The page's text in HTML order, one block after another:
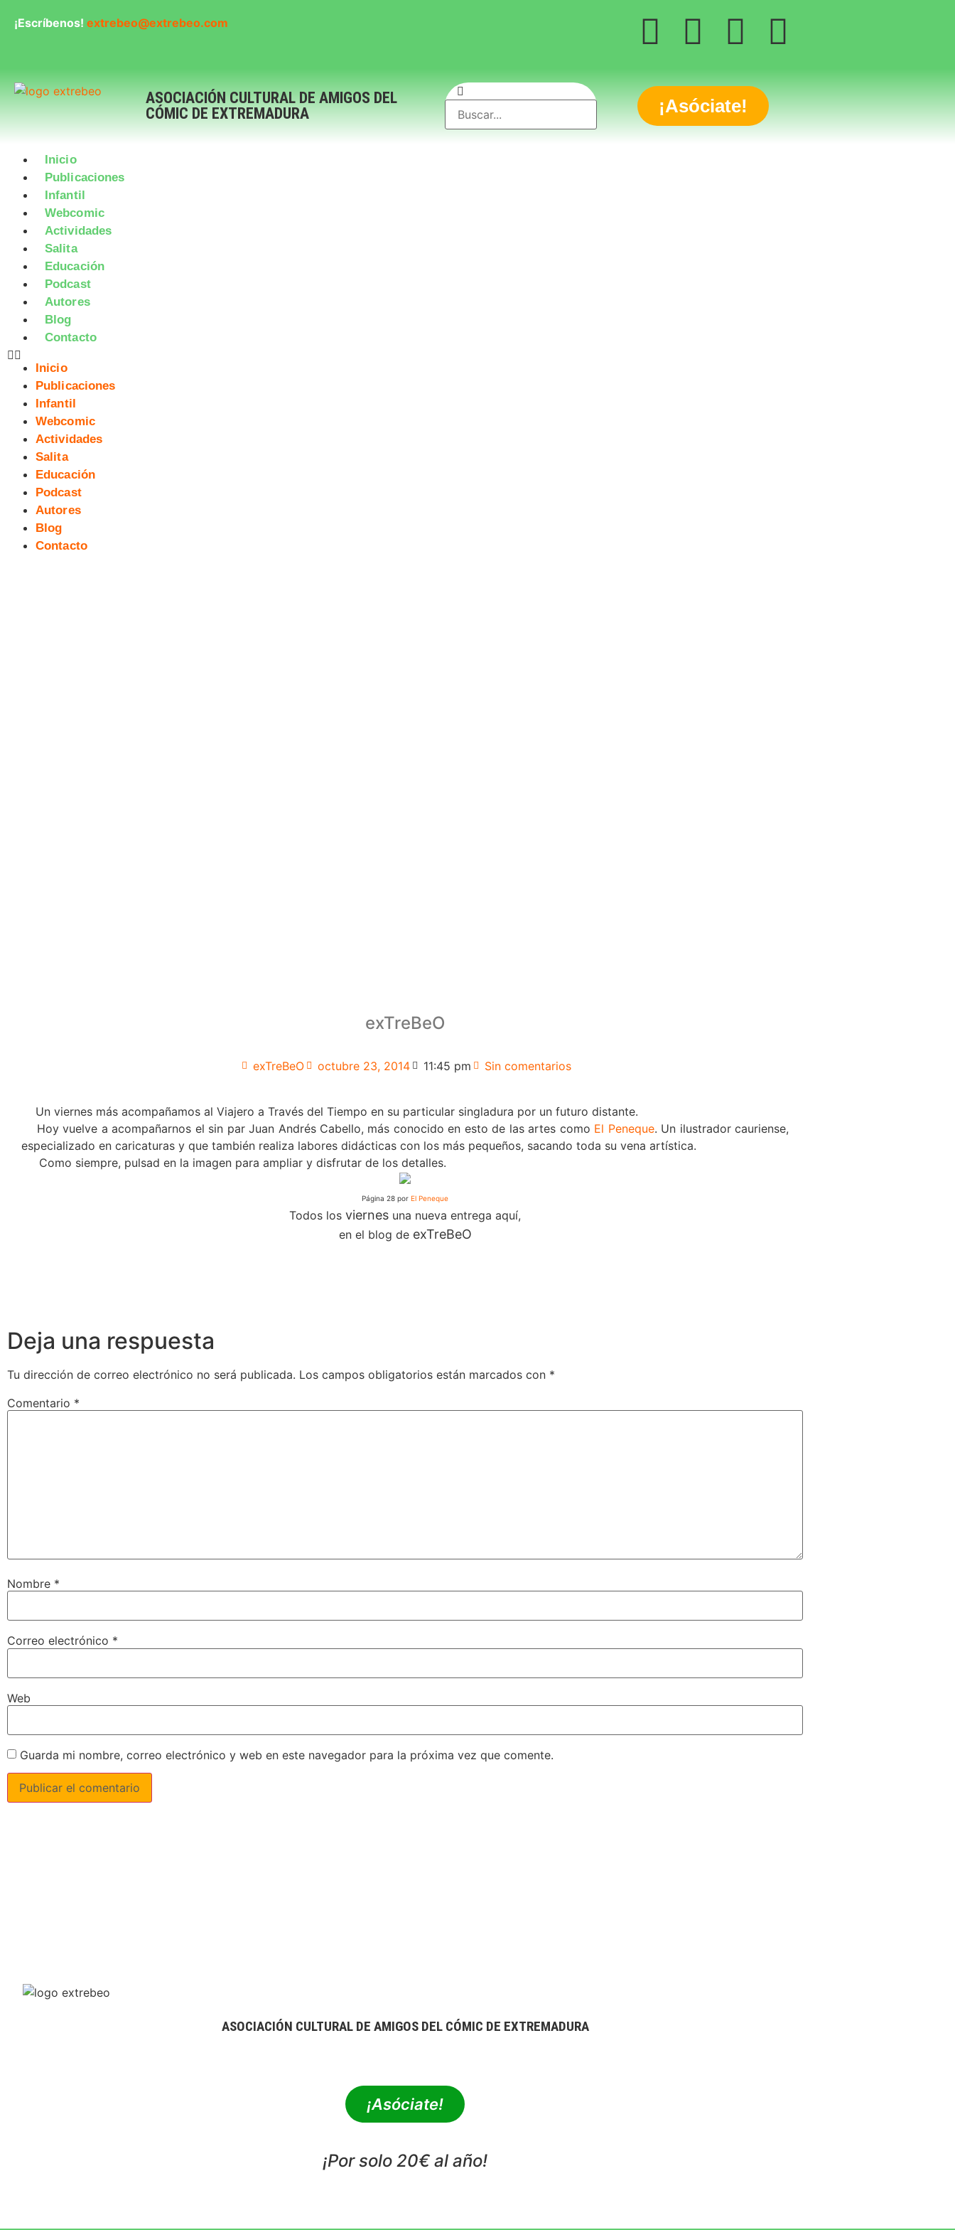
¡Escríbenos! extrebeo@extrebeo.com
ASOCIACIÓN CULTURAL DE AMIGOS DEL
CÓMIC DE EXTREMADURA
¡Asóciate!
Inicio
Publicaciones
Infantil
Webcomic
Actividades
Salita
Educación
Podcast
Autores
Blog
Contacto
Inicio
Publicaciones
Infantil
Webcomic
Actividades
Salita
Educación
Podcast
Autores
Blog
Contacto
exTreBeO
exTreBeO octubre 23, 2014 11:45 pm Sin comentarios
Un viernes más acompañamos al Viajero a Través del Tiempo en su particular singladura por un futuro distante.
Hoy vuelve a acompañarnos el sin par Juan Andrés Cabello, más conocido en esto de las artes como El Peneque. Un ilustrador cauriense,
especializado en caricaturas y que también realiza labores didácticas con los más pequeños, sacando toda su vena artística.
Como siempre, pulsad en la imagen para ampliar y disfrutar de los detalles.
Página 28 por El Peneque
Todos los viernes una nueva entrega aquí,
en el blog de exTreBeO
Deja una respuesta
Tu dirección de correo electrónico no será publicada. Los campos obligatorios están marcados con *
Comentario *
Nombre *
Correo electrónico *
Web
Guarda mi nombre, correo electrónico y web en este navegador para la próxima vez que comente.
ASOCIACIÓN CULTURAL DE AMIGOS DEL CÓMIC DE EXTREMADURA
¡Asóciate!
¡Por solo 20€ al año!